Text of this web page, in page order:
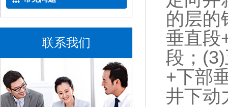
联系我们
的层的
垂直段
段；
+下部
井下动